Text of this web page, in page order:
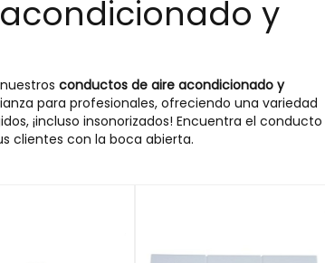
y
conductos de aire acondicionado y
para profesionales, ofreciendo una variedad
¡incluso insonorizados! Encuentra el conducto
clientes con la boca abierta.